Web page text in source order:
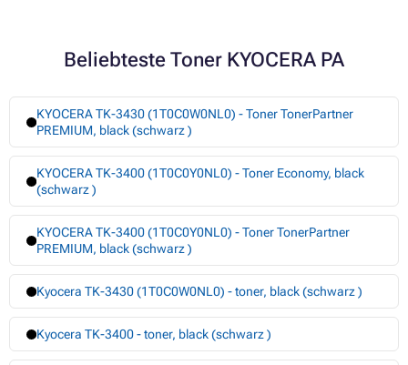
Beliebteste Toner KYOCERA PA
KYOCERA TK-3430 (1T0C0W0NL0) - Toner TonerPartner
PREMIUM, black (schwarz )
KYOCERA TK-3400 (1T0C0Y0NL0) - Toner Economy, black
(schwarz )
KYOCERA TK-3400 (1T0C0Y0NL0) - Toner TonerPartner
PREMIUM, black (schwarz )
Kyocera TK-3430 (1T0C0W0NL0) - toner, black (schwarz )
Kyocera TK-3400 - toner, black (schwarz )